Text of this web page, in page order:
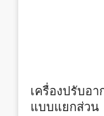
เครื่องปรับอา
แบบแยกส่วน